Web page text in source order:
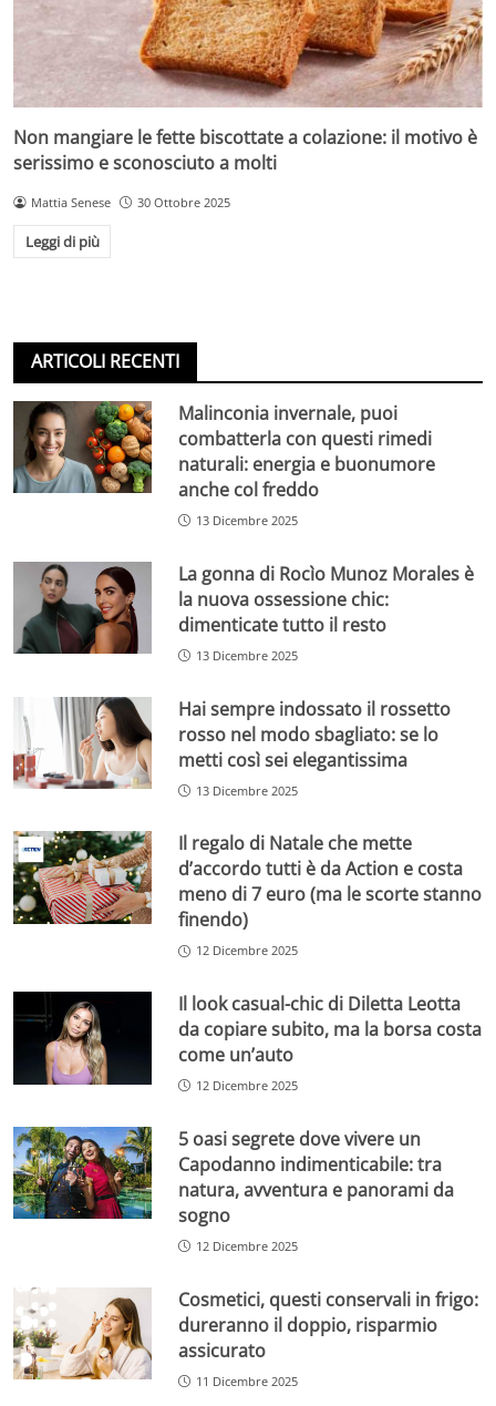
Non mangiare le fette biscottate a colazione: il motivo è
serissimo e sconosciuto a molti
Mattia Senese 30 Ottobre 2025
Leggi di più
ARTICOLI RECENTI
Malinconia invernale, puoi
combatterla con questi rimedi
naturali: energia e buonumore
anche col freddo
13 Dicembre 2025
La gonna di Rocìo Munoz Morales è
la nuova ossessione chic:
dimenticate tutto il resto
13 Dicembre 2025
Hai sempre indossato il rossetto
rosso nel modo sbagliato: se lo
metti così sei elegantissima
13 Dicembre 2025
Il regalo di Natale che mette
d’accordo tutti è da Action e costa
meno di 7 euro (ma le scorte stanno
finendo)
12 Dicembre 2025
Il look casual-chic di Diletta Leotta
da copiare subito, ma la borsa costa
come un’auto
12 Dicembre 2025
5 oasi segrete dove vivere un
Capodanno indimenticabile: tra
natura, avventura e panorami da
sogno
12 Dicembre 2025
Cosmetici, questi conservali in frigo:
dureranno il doppio, risparmio
assicurato
11 Dicembre 2025